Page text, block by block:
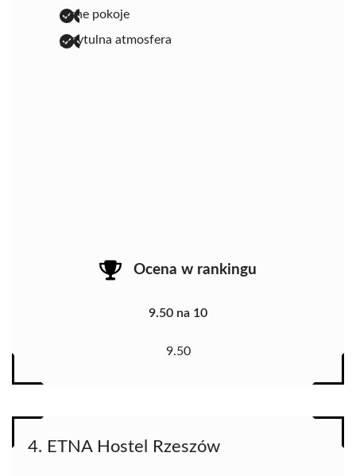
ciche pokoje
przytulna atmosfera
Ocena w rankingu
9.50 na 10
9.50
4. ETNA Hostel Rzeszów